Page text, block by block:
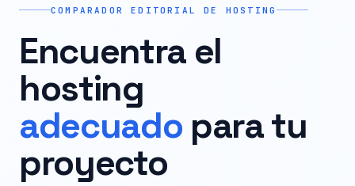
COMPARADOR EDITORIAL DE HOSTING
Encuentra el
hosting
adecuado para tu
proyecto